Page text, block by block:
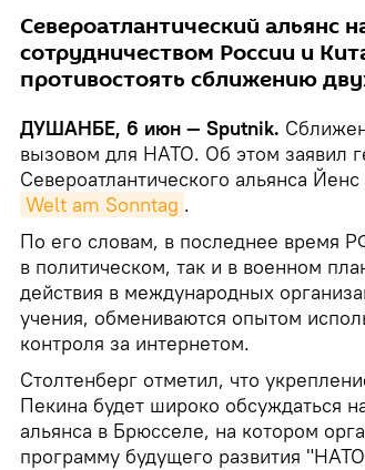
Североатлантический альянс
сотрудничеством России и
противостоять сближению
ДУШАНБЕ, 6 июн — Sputnik.
вызовом для НАТО. Об этом заявил
Североатлантического альянса
Welt am Sonntag .
По его словам, в последнее время
в политическом, так и в военном
действия в международных
учения, обмениваются опытом
контроля за интернетом.
Столтенберг отметил, что
Пекина будет широко обсуждаться
альянса в Брюсселе, на котором
программу будущего развития